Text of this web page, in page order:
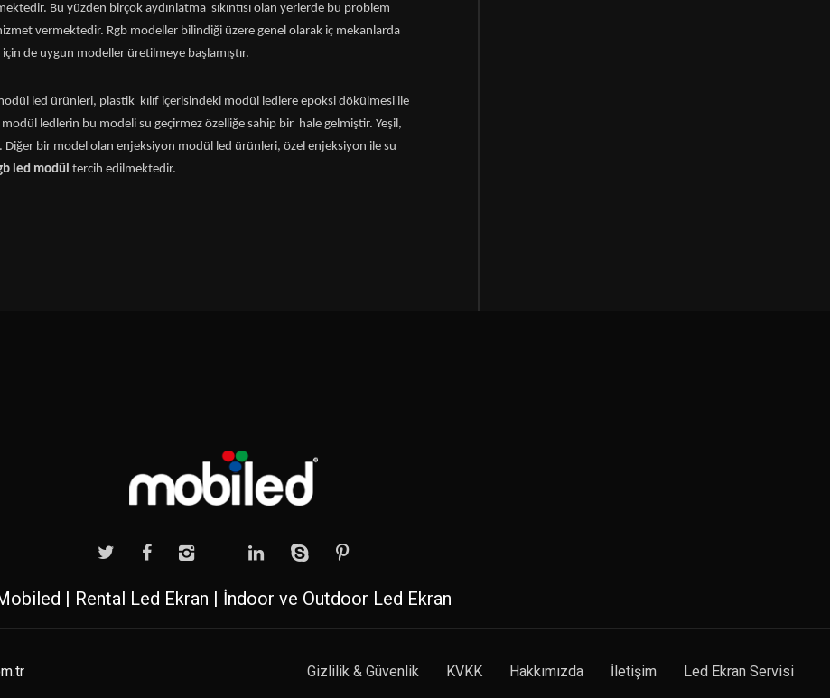
Bu yüzden birçok aydınlatma sıkıntısı olan yerlerde bu problem
vermektedir. Rgb modeller bilindiği üzere genel olarak iç mekanlarda
de uygun modeller üretilmeye başlamıştır.
led ürünleri, plastik kılıf içerisindeki modül ledlere epoksi dökülmesi ile
ledlerin bu modeli su geçirmez özelliğe sahip bir hale gelmiştir. Yeşil,
Diğer bir model olan enjeksiyon modül led ürünleri, özel enjeksiyon ile su
led modül tercih edilmektedir.
| Rental Led Ekran | İndoor ve Outdoor Led Ekran
Gizlilik & Güvenlik KVKK Hakkımızda İletişim Led Ekran Servisi